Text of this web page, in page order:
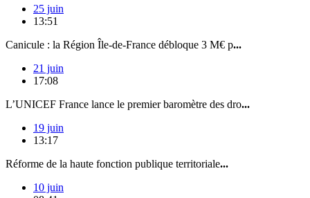
25 juin
13:51
Canicule : la Région Île-de-France débloque 3 M€ p...
21 juin
17:08
L’UNICEF France lance le premier baromètre des dro...
19 juin
13:17
Réforme de la haute fonction publique territoriale...
10 juin